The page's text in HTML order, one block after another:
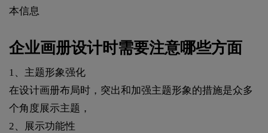
本信息
企业画册设计时需要注意哪些方面
1、主题形象强化
在设计画册布局时，突出和加强主题形象的措施是众多
个角度展示主题，
2、展示功能性